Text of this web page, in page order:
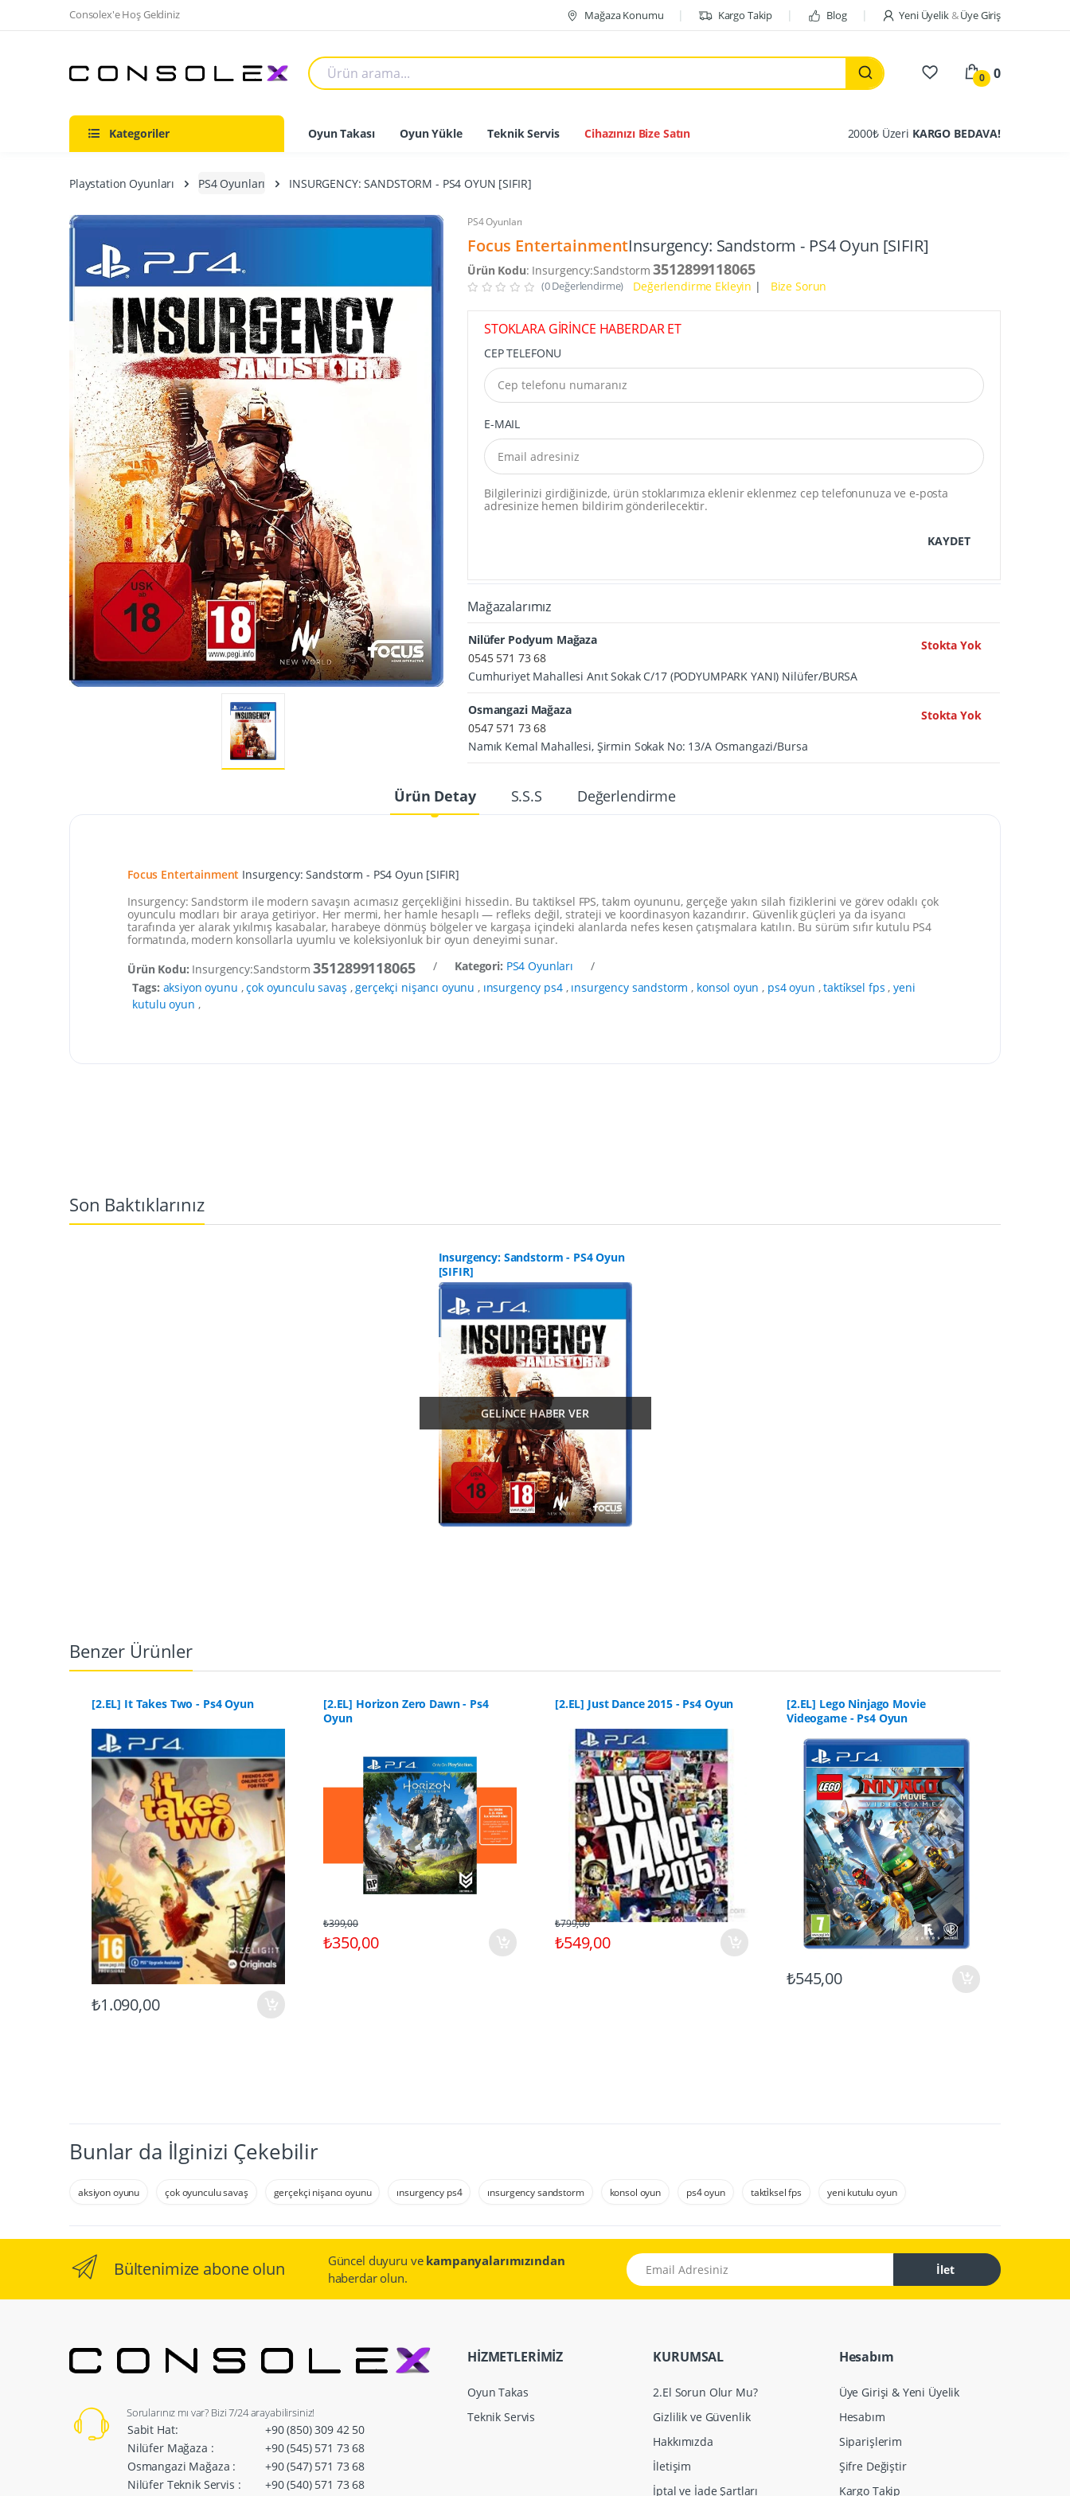
Consolex'e Hoş Geldiniz Mağaza Konumu Kargo Takip Blog Yeni Üyelik &Üye Giriş
0 0
Kategoriler Oyun Takası Oyun Yükle Teknik Servis Cihazınızı Bize Satın 2000₺ Üzeri KARGO BEDAVA!
Playstation Oyunları PS4 Oyunları INSURGENCY: SANDSTORM - PS4 OYUN [SIFIR]
PS4 Oyunları
Focus EntertainmentInsurgency: Sandstorm - PS4 Oyun [SIFIR]
Ürün Kodu: Insurgency:Sandstorm3512899118065
(0 Değerlendirme) Değerlendirme Ekleyin | Bize Sorun
STOKLARA GİRİNCE HABERDAR ET
CEP TELEFONU
E-MAIL
Bilgilerinizi girdiğinizde, ürün stoklarımıza eklenir eklenmez cep telefonunuza ve e-posta
adresinize hemen bildirim gönderilecektir.
KAYDET
Mağazalarımız
Nilüfer Podyum Mağaza
Stokta Yok
0545 571 73 68
Cumhuriyet Mahallesi Anıt Sokak C/17 (PODYUMPARK YANI) Nilüfer/BURSA
Osmangazi Mağaza
Stokta Yok
0547 571 73 68
Namık Kemal Mahallesi, Şirmin Sokak No: 13/A Osmangazi/Bursa
Ürün Detay S.S.S Değerlendirme
Focus Entertainment Insurgency: Sandstorm - PS4 Oyun [SIFIR]
Insurgency: Sandstorm ile modern savaşın acımasız gerçekliğini hissedin. Bu taktiksel FPS, takım oyununu, gerçeğe yakın silah fiziklerini ve görev odaklı çok
oyunculu modları bir araya getiriyor. Her mermi, her hamle hesaplı — refleks değil, strateji ve koordinasyon kazandırır. Güvenlik güçleri ya da isyancı
tarafında yer alarak yıkılmış kasabalar, harabeye dönmüş bölgeler ve kargaşa içindeki alanlarda nefes kesen çatışmalara katılın. Bu sürüm sıfır kutulu PS4
formatında, modern konsollarla uyumlu ve koleksiyonluk bir oyun deneyimi sunar.
Ürün Kodu: Insurgency:Sandstorm3512899118065 / Kategori: PS4 Oyunları
/
Tags: aksiyon oyunu , çok oyunculu savaş , gerçekçi nişancı oyunu , ınsurgency ps4 , ınsurgency sandstorm , konsol oyun , ps4 oyun , takti̇ksel fps , yeni
kutulu oyun ,
Son Baktıklarınız
Insurgency: Sandstorm - PS4 Oyun
[SIFIR]
GELİNCE HABER VER
Benzer Ürünler
[2.EL] It Takes Two - Ps4 Oyun
₺1.090,00
[2.EL] Horizon Zero Dawn - Ps4
Oyun
₺350,00
₺399,00
[2.EL] Just Dance 2015 - Ps4 Oyun
₺549,00
₺799,00
[2.EL] Lego Ninjago Movie
Videogame - Ps4 Oyun
₺545,00
Bunlar da İlginizi Çekebilir
aksiyon oyunu çok oyunculu savaş gerçekçi nişancı oyunu ınsurgency ps4 ınsurgency sandstorm konsol oyun ps4 oyun takti̇ksel fps yeni kutulu oyun
Bültenimize abone olun Güncel duyuru ve kampanyalarımızından
haberdar olun.
Email Adresiniz
İlet
Sorularınız mı var? Bizi 7/24 arayabilirsiniz!
Sabit Hat:
+90 (850) 309 42 50
Nilüfer Mağaza :
+90 (545) 571 73 68
Osmangazi Mağaza :
+90 (547) 571 73 68
Nilüfer Teknik Servis :
+90 (540) 571 73 68
HİZMETLERİMİZ
Oyun Takas
Teknik Servis
KURUMSAL
2.El Sorun Olur Mu?
Gizlilik ve Güvenlik
Hakkımızda
İletişim
İptal ve İade Şartları
Hesabım
Üye Girişi & Yeni Üyelik
Hesabım
Siparişlerim
Şifre Değiştir
Kargo Takip